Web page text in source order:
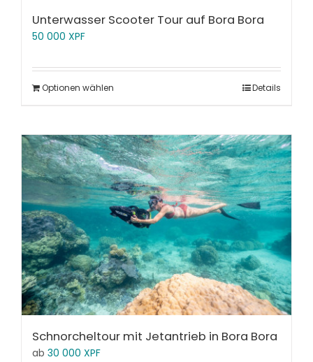
Unterwasser Scooter Tour auf Bora Bora
50 000 XPF
Optionen wählen Details
Schnorcheltour mit Jetantrieb in Bora Bora
ab 30 000 XPF